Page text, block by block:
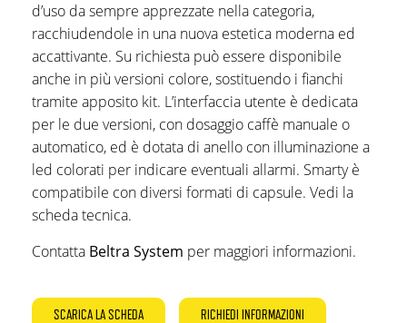
d’uso da sempre apprezzate nella categoria,
racchiudendole in una nuova estetica moderna ed
accattivante. Su richiesta può essere disponibile
anche in più versioni colore, sostituendo i fianchi
tramite apposito kit. L’interfaccia utente è dedicata
per le due versioni, con dosaggio caffè manuale o
automatico, ed è dotata di anello con illuminazione a
led colorati per indicare eventuali allarmi. Smarty è
compatibile con diversi formati di capsule. Vedi la
scheda tecnica.
Contatta Beltra System per maggiori informazioni.
SCARICA LA SCHEDA RICHIEDI INFORMAZIONI